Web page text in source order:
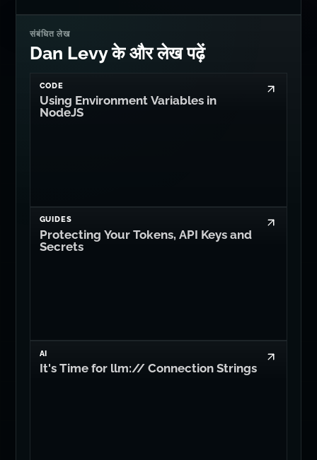
संबंधित लेख
Dan Levy के और लेख पढ़ें
CODE
Using Environment Variables in
NodeJS
GUIDES
Protecting Your Tokens, API Keys and
Secrets
AI
It's Time for llm:// Connection Strings